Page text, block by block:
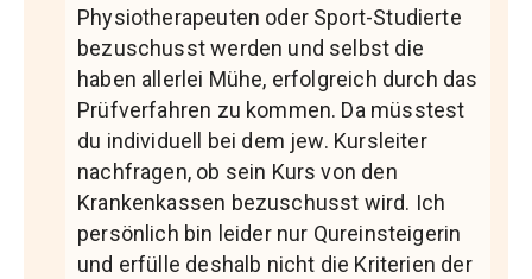
Physiotherapeuten oder Sport-Studierte
bezuschusst werden und selbst die
haben allerlei Mühe, erfolgreich durch das
Prüfverfahren zu kommen. Da müsstest
du individuell bei dem jew. Kursleiter
nachfragen, ob sein Kurs von den
Krankenkassen bezuschusst wird. Ich
persönlich bin leider nur Qureinsteigerin
und erfülle deshalb nicht die Kriterien der